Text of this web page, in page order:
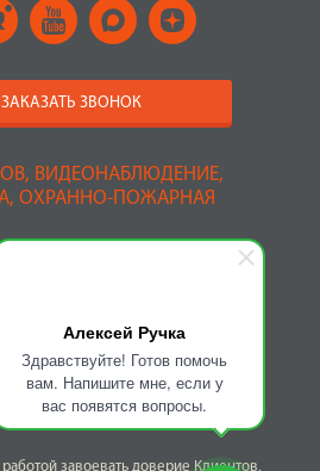
Алексей Ручка
Здравствуйте! Готов помочь
вам. Напишите мне, если у
вас появятся вопросы.
ВИДЕОНАБЛЮДЕНИЕ,
ОХРАННО-ПОЖАРНАЯ
завоевать доверие Клиентов,
ЗАКАЗАТЬ ЗВОНОК